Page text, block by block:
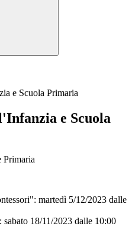
e Scuola Primaria
e Scuola
martedì 5/12/2023 dalle
18/11/2023 dalle 10:00